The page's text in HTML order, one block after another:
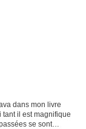
dans mon livre
il est magnifique
se sont